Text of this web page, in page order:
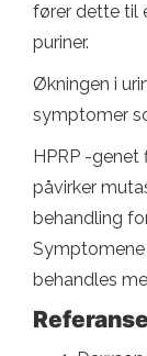
fører dette til
puriner.
Økningen i
symptomer
HPRP -genet
påvirker
behandling
behandles